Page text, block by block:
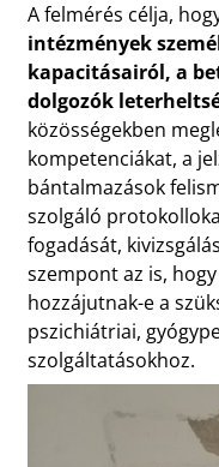
A felmérés célja,
intézmények
kapacitásairól, a
dolgozók
közösségekben
kompetenciákat, a
bántalmazások
szolgáló
fogadását,
szempont az is,
hozzájutnak-e a
pszichiátriai,
szolgáltatásokhoz.